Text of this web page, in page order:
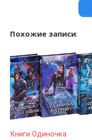
Похожие записи:
Книги Одиночка